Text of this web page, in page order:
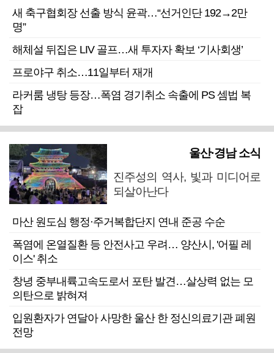
새 축구협회장 선출 방식 윤곽…“선거인단 192→2만
명”
해체설 뒤집은 LIV 골프…새 투자자 확보 ‘기사회생’
프로야구 취소…11일부터 재개
라커룸 냉탕 등장…폭염 경기취소 속출에 PS 셈법 복
잡
울산·경남 소식
진주성의 역사, 빛과 미디어로
되살아난다
마산 원도심 행정·주거복합단지 연내 준공 수순
폭염에 온열질환 등 안전사고 우려… 양산시, '어필 레
이스' 취소
창녕 중부내륙고속도로서 포탄 발견…살상력 없는 모
의탄으로 밝혀져
입원환자가 연달아 사망한 울산 한 정신의료기관 폐원
전망